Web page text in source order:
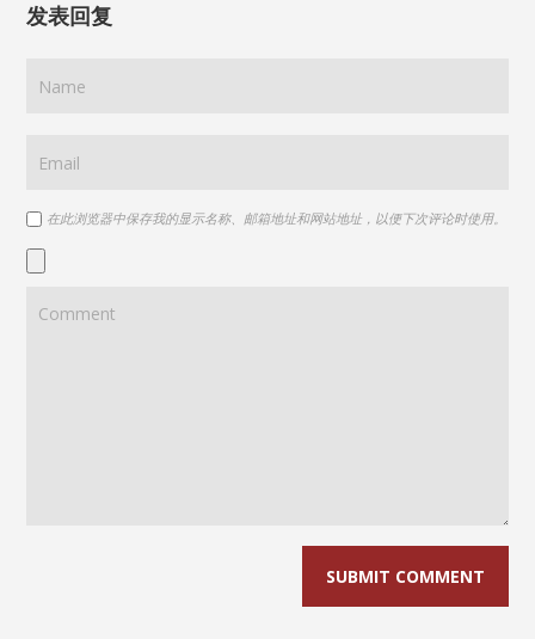
发表回复
在此浏览器中保存我的显示名称、邮箱地址和网站地址，以便下次评论时使用。